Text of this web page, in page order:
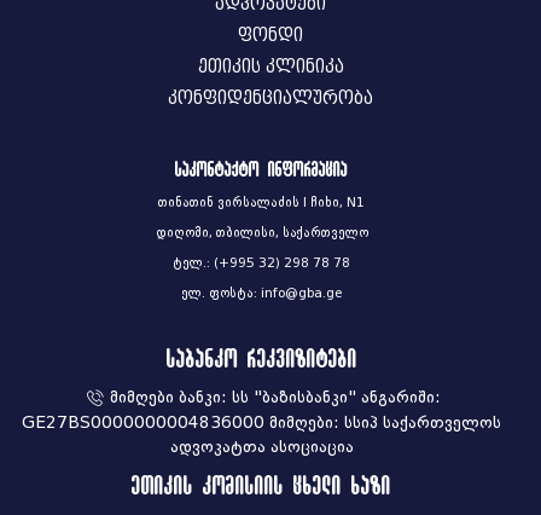
ფონდი
ეთიკის კლინიკა
კონფიდენციალურობა
საკონტაქტო ინფორმაცია
თინათინ ვირსალაძის I ჩიხი, N1
დიღომი, თბილისი, საქართველო
ტელ.: (+995 32) 298 78 78
ელ. ფოსტა: info@gba.ge
საბანკო რეკვიზიტები
მიმღები ბანკი: სს "ბაზისბანკი" ანგარიში:
GE27BS0000000004836000 მიმღები: სსიპ საქართველოს
ადვოკატთა ასოციაცია
ეთიკის კომისიის ცხელი ხაზი